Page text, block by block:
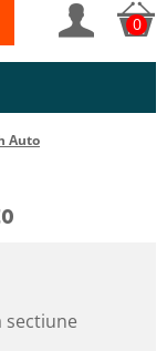
0
Auto
sectiune